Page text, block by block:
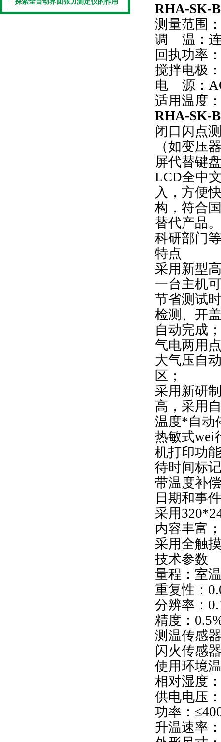
RHA-SK-
测量范围
调 温：
回执功率
搅拌电极
电 源：
适用温度
RHA-SK-
闭口闪点
（如变压
屏代替键
LCD全中
入，方便
构，符合
替代产品
科研部门
特点
采用新型
一台主机
节省测试
检测、开
自动完成；
气电两用
大气压自
区；
采用新研
高，采用
温度*自动
热敏式wei
机打印功
待时间标
带温度补
日期和事
采用
内容丰富；
采用全触
技术参数
量程：室
重复性：
分辨率：
精度：
测温传感
闪火传感
使用环境
相对湿度
供电电压
功率：
升温速率